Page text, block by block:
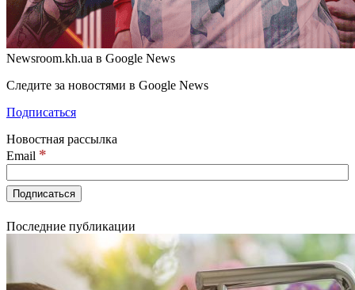
Newsroom.kh.ua в Google News
Следите за новостями в Google News
Подписаться
Новостная рассылка
Email *
Последние публикации